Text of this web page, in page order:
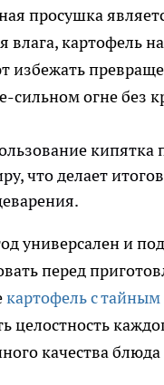
просушка
влага, картофель
избежать
сильном огне без
кипятка
что делает
универсален и
перед
картофель с
целостность
качества